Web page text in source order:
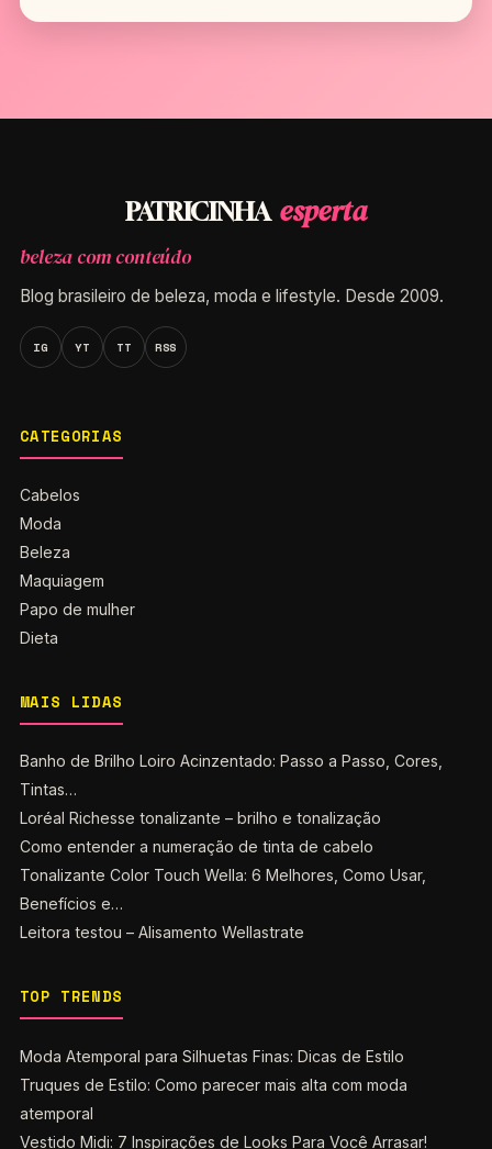
PATRICINHA esperta
beleza com conteúdo
Blog brasileiro de beleza, moda e lifestyle. Desde 2009.
IG YT TT RSS
CATEGORIAS
Cabelos
Moda
Beleza
Maquiagem
Papo de mulher
Dieta
MAIS LIDAS
Banho de Brilho Loiro Acinzentado: Passo a Passo, Cores,
Tintas…
Loréal Richesse tonalizante – brilho e tonalização
Como entender a numeração de tinta de cabelo
Tonalizante Color Touch Wella: 6 Melhores, Como Usar,
Benefícios e…
Leitora testou – Alisamento Wellastrate
TOP TRENDS
Moda Atemporal para Silhuetas Finas: Dicas de Estilo
Truques de Estilo: Como parecer mais alta com moda
atemporal
Vestido Midi: 7 Inspirações de Looks Para Você Arrasar!